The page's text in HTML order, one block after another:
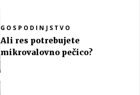
GOSPODINJSTVO
Ali res potrebujete
mikrovalovno pečico?